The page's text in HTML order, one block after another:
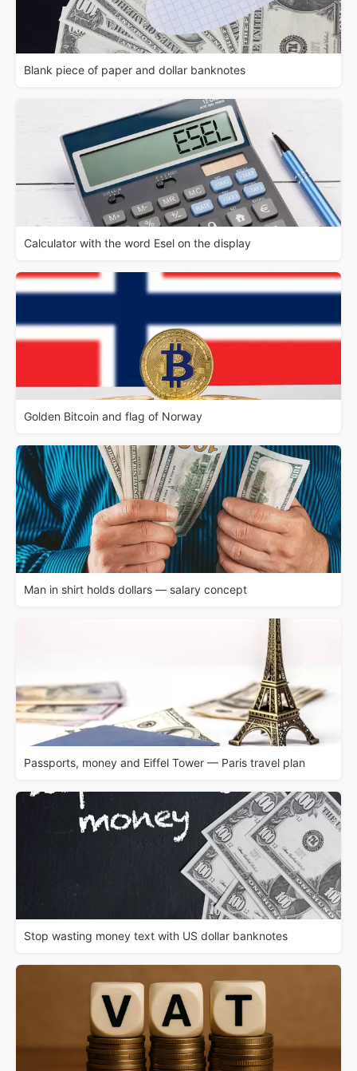
Blank piece of paper and dollar banknotes
Calculator with the word Esel on the display
Golden Bitcoin and flag of Norway
Man in shirt holds dollars — salary concept
Passports, money and Eiffel Tower — Paris travel plan
Stop wasting money text with US dollar banknotes